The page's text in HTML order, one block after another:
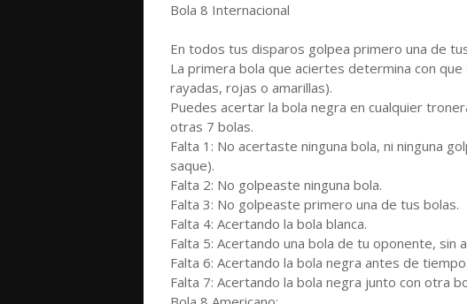
Bola 8 Internacional
En todos tus disparos golpea primero una de
La primera bola que aciertes determina con
rayadas, rojas o amarillas).
Puedes acertar la bola negra en cualquier
otras 7 bolas.
Falta 1: No acertaste ninguna bola, ni ninguna
saque).
Falta 2: No golpeaste ninguna bola.
Falta 3: No golpeaste primero una de tus bolas.
Falta 4: Acertando la bola blanca.
Falta 5: Acertando una bola de tu oponente, sin
Falta 6: Acertando la bola negra antes de
Falta 7: Acertando la bola negra junto con otra